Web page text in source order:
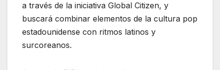
a través de la iniciativa Global Citizen, y
buscará combinar elementos de la cultura pop
estadounidense con ritmos latinos y
surcoreanos.